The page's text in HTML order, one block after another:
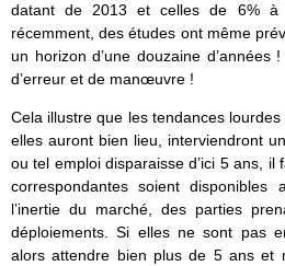
datant de 2013 et celles de 6% à
récemment, des études ont même
un horizon d’une douzaine
d’erreur et de manœuvre !
Cela illustre que les tendances
elles auront bien lieu, interviendront
ou tel emploi disparaisse d’ici 5 ans, il
correspondantes soient disponibles
l’inertie du marché, des parties
déploiements. Si elles ne sont pas
alors attendre bien plus de 5 ans et